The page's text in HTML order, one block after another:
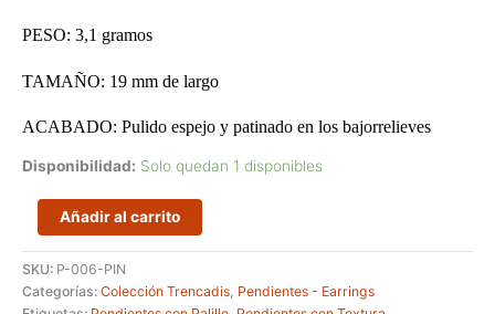
PESO: 3,1 gramos
TAMAÑO: 19 mm de largo
ACABADO: Pulido espejo y patinado en los bajorrelieves
Disponibilidad: Solo quedan 1 disponibles
Pendientes
de
botón
pequeños
con
Añadir al carrito
SKU: P-006-PIN
Categorías: Colección Trencadis, Pendientes - Earrings